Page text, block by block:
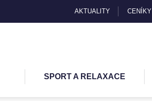
AKTUALITY CENÍKY
SPORT A RELAXACE